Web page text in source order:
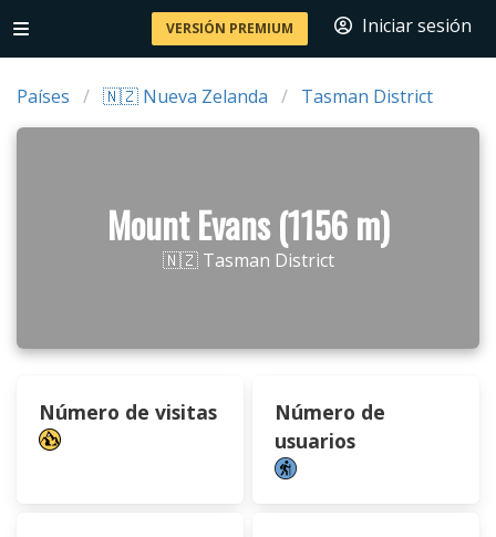
VERSIÓN PREMIUM Iniciar sesión
Países 🇳🇿 Nueva Zelanda Tasman District
Mount Evans (1156 m)
🇳🇿 Tasman District
Número de visitas
Número de
usuarios